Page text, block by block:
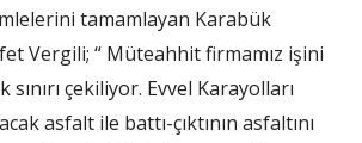
tamamlayan Karabük
Vergili; “ Müteahhit firmamız işini
sınırı çekiliyor. Evvel Karayolları
asfalt ile battı-çıktının asfaltını